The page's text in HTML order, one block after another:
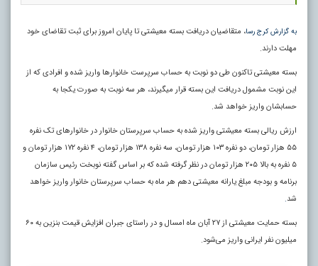
به گزارش کرج رسا، متقاضیان دریافت بسته معیشتی تا پایان امروز برای ثبت تقاضای خود
مهلت دارند.
بسته معیشتی تاکنون طی دو نوبت به حساب سرپرست خانوار‌ها واریز شده و افرادی که از
این نوبت مشمول دریافت این بسته قرار می‎گیرند، هر سه نوبت به صورت یکجا به
حسابشان واریز خواهد شد.
‎ارزش ریالی بسته معیشتی واریز شده به حساب سرپرستان خانوار در خانوار‌های تک نفره
۵۵ هزار تومان، دو نفره ۱۰۳ هزار تومان، سه نفره ۱۳۸ هزار تومان، ۴ نفره ۱۷۲ هزار تومان و
۵ نفره به بالا ۲۰۵ هزار تومان در نظر گرفته شده که بر اساس گفته نوبخت رئیس سازمان
برنامه و بودجه مبلغ یارانه معیشتی دهم هر ماه به حساب سرپرستان خانوار واریز خواهد
شد.
بسته حمایت معیشتی از ۲۷ آبان ماه امسال و در راستای جبران افزایش قیمت بنزین به ۶۰
میلیون نفر ایرانی واریز می‌شود.